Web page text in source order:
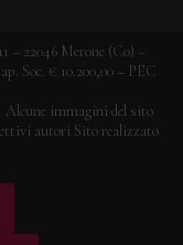
22046 Merone (Co) –
Soc. € 10.200,00 – PEC
Alcune immagini del sito
autori Sito realizzato